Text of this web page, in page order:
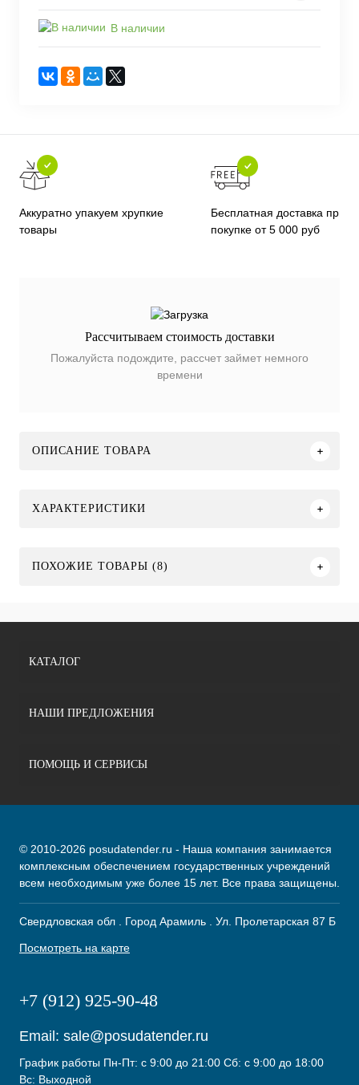
В наличии
Аккуратно упакуем хрупкие
товары
Бесплатная доставка при
покупке от 5 000 руб
Рассчитываем стоимость доставки
Пожалуйста подождите, рассчет займет немного
времени
ОПИСАНИЕ ТОВАРА
ХАРАКТЕРИСТИКИ
ПОХОЖИЕ ТОВАРЫ (8)
КАТАЛОГ
НАШИ ПРЕДЛОЖЕНИЯ
ПОМОЩЬ И СЕРВИСЫ
© 2010-2026 posudatender.ru - Наша компания занимается
комплексным обеспечением государственных учреждений
всем необходимым уже более 15 лет. Все права защищены.
Свердловская обл . Город Арамиль . Ул. Пролетарская 87 Б
Посмотреть на карте
+7 (912) 925-90-48
Email: sale@posudatender.ru
График работы Пн-Пт: с 9:00 до 21:00 Сб: с 9:00 до 18:00
Вс: Выходной